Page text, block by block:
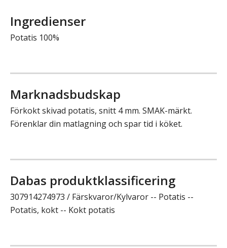
Ingredienser
Potatis 100%
Marknadsbudskap
Förkokt skivad potatis, snitt 4 mm. SMAK-märkt.
Förenklar din matlagning och spar tid i köket.
Dabas produktklassificering
307914274973 / Färskvaror/Kylvaror -- Potatis --
Potatis, kokt -- Kokt potatis